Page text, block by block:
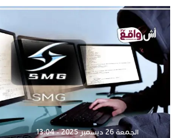
الجمعة 26 ديسمبر 2025 - 13:04